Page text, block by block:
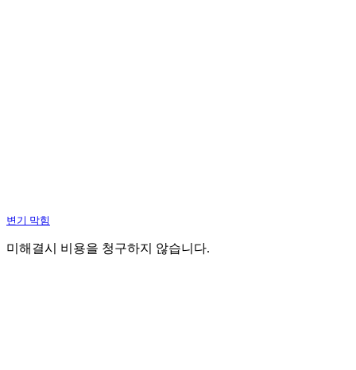
변기 막힘
미해결시 비용을 청구하지 않습니다.